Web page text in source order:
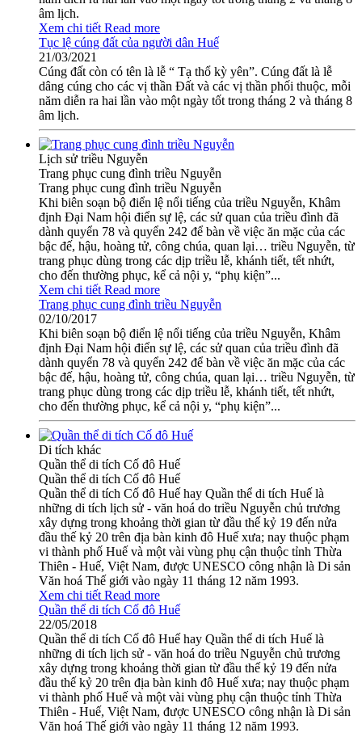
âm lịch.
Xem chi tiết Read more
Tục lệ cúng đất của người dân Huế
21/03/2021
Cúng đất còn có tên là lễ “ Tạ thổ kỳ yên”. Cúng đất là lễ
dâng cúng cho các vị thần Đất và các vị thần phối thuộc, mỗi
năm diễn ra hai lần vào một ngày tốt trong tháng 2 và tháng 8
âm lịch.
Lịch sử triều Nguyễn
Trang phục cung đình triều Nguyễn
Trang phục cung đình triều Nguyễn
Khi biên soạn bộ điển lệ nổi tiếng của triều Nguyễn, Khâm
định Ðại Nam hội điển sự lệ, các sử quan của triều đình đã
dành quyển 78 và quyển 242 để bàn về việc ăn mặc của các
bậc đế, hậu, hoàng tử, công chúa, quan lại… triều Nguyễn, từ
trang phục dùng trong các dịp triều lễ, khánh tiết, tết nhứt,
cho đến thường phục, kể cả nội y, “phụ kiện”...
Xem chi tiết Read more
Trang phục cung đình triều Nguyễn
02/10/2017
Khi biên soạn bộ điển lệ nổi tiếng của triều Nguyễn, Khâm
định Ðại Nam hội điển sự lệ, các sử quan của triều đình đã
dành quyển 78 và quyển 242 để bàn về việc ăn mặc của các
bậc đế, hậu, hoàng tử, công chúa, quan lại… triều Nguyễn, từ
trang phục dùng trong các dịp triều lễ, khánh tiết, tết nhứt,
cho đến thường phục, kể cả nội y, “phụ kiện”...
Di tích khác
Quần thể di tích Cố đô Huế
Quần thể di tích Cố đô Huế
Quần thể di tích Cố đô Huế hay Quần thể di tích Huế là
những di tích lịch sử - văn hoá do triều Nguyễn chủ trương
xây dựng trong khoảng thời gian từ đầu thế kỷ 19 đến nửa
đầu thế kỷ 20 trên địa bàn kinh đô Huế xưa; nay thuộc phạm
vi thành phố Huế và một vài vùng phụ cận thuộc tỉnh Thừa
Thiên - Huế, Việt Nam, được UNESCO công nhận là Di sản
Văn hoá Thế giới vào ngày 11 tháng 12 năm 1993.
Xem chi tiết Read more
Quần thể di tích Cố đô Huế
22/05/2018
Quần thể di tích Cố đô Huế hay Quần thể di tích Huế là
những di tích lịch sử - văn hoá do triều Nguyễn chủ trương
xây dựng trong khoảng thời gian từ đầu thế kỷ 19 đến nửa
đầu thế kỷ 20 trên địa bàn kinh đô Huế xưa; nay thuộc phạm
vi thành phố Huế và một vài vùng phụ cận thuộc tỉnh Thừa
Thiên - Huế, Việt Nam, được UNESCO công nhận là Di sản
Văn hoá Thế giới vào ngày 11 tháng 12 năm 1993.